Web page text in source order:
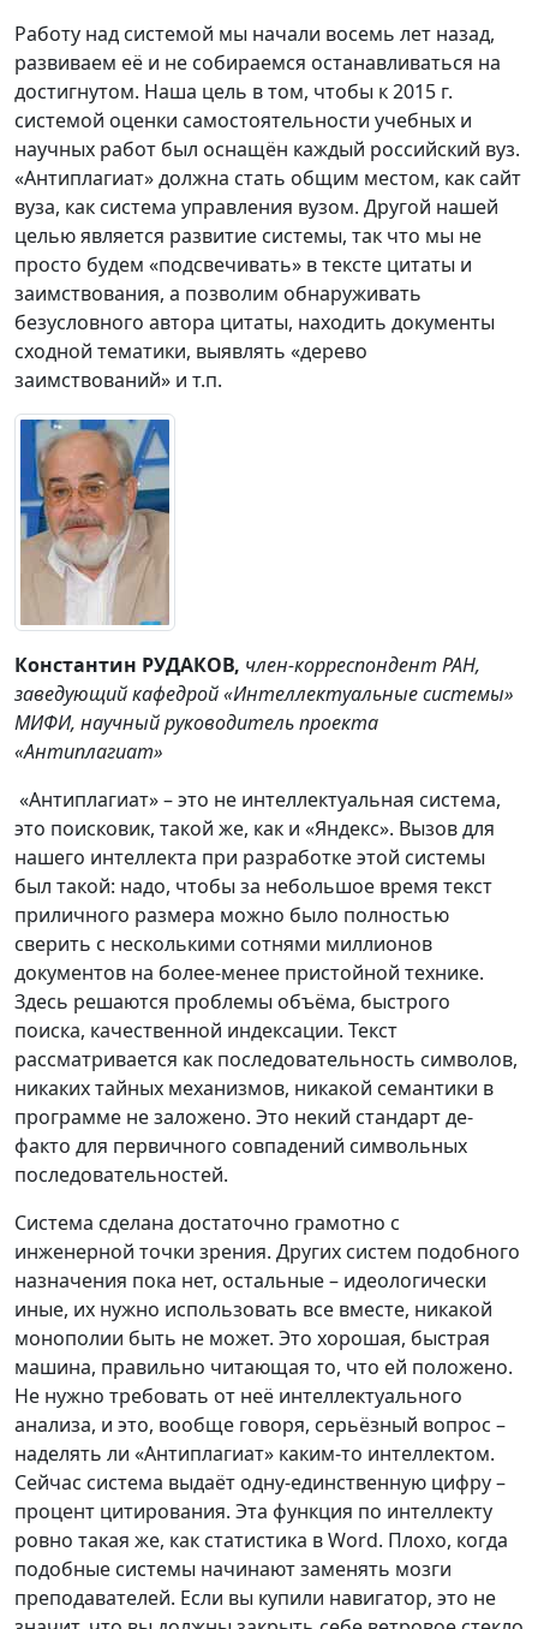
Работу над системой мы начали восемь лет назад,
развиваем её и не собираемся останавливаться на
достигнутом. Наша цель в том, чтобы к 2015 г.
системой оценки самостоятельности учебных и
научных работ был оснащён каждый российский вуз.
«Антиплагиат» должна стать общим местом, как сайт
вуза, как система управления вузом. Другой нашей
целью является развитие системы, так что мы не
просто будем «подсвечивать» в тексте цитаты и
заимствования, а позволим обнаруживать
безусловного автора цитаты, находить документы
сходной тематики, выявлять «дерево
заимствований» и т.п.
Константин РУДАКОВ, член-корреспондент РАН,
заведующий кафедрой «Интеллектуальные системы»
МИФИ, научный руководитель проекта
«Антиплагиат»
«Антиплагиат» – это не интеллектуальная система,
это поисковик, такой же, как и «Яндекс». Вызов для
нашего интеллекта при разработке этой системы
был такой: надо, чтобы за небольшое время текст
приличного размера можно было полностью
сверить с несколькими сотнями миллионов
документов на более-менее пристойной технике.
Здесь решаются проблемы объёма, быстрого
поиска, качественной индексации. Текст
рассматривается как последовательность символов,
никаких тайных механизмов, никакой семантики в
программе не заложено. Это некий стандарт де-
факто для первичного совпадений символьных
последовательностей.
Система сделана достаточно грамотно с
инженерной точки зрения. Других систем подобного
назначения пока нет, остальные – идеологически
иные, их нужно использовать все вместе, никакой
монополии быть не может. Это хорошая, быстрая
машина, правильно читающая то, что ей положено.
Не нужно требовать от неё интеллектуального
анализа, и это, вообще говоря, серьёзный вопрос –
наделять ли «Антиплагиат» каким-то интеллектом.
Сейчас система выдаёт одну-единственную цифру –
процент цитирования. Эта функция по интеллекту
ровно такая же, как статистика в Word. Плохо, когда
подобные системы начинают заменять мозги
преподавателей. Если вы купили навигатор, это не